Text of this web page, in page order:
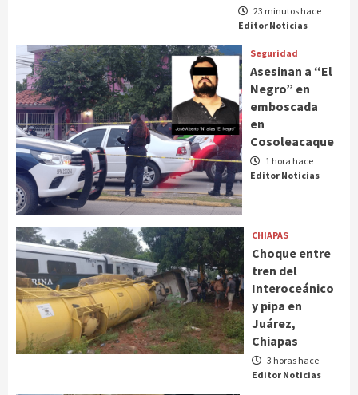
23 minutos hace
Editor Noticias
Seguridad
Asesinan a “El
Negro” en
emboscada
en
Cosoleacaque
1 hora hace
Editor Noticias
CHIAPAS
Choque entre
tren del
Interoceánico
y pipa en
Juárez,
Chiapas
3 horas hace
Editor Noticias